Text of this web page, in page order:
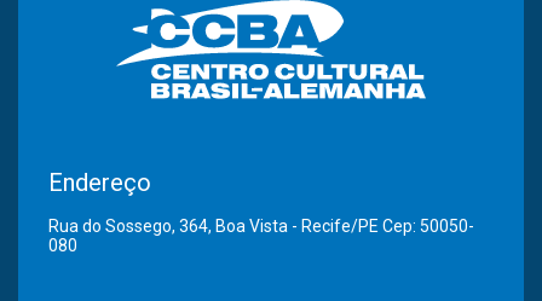
Endereço
Rua do Sossego, 364, Boa Vista - Recife/PE Cep: 50050-
080